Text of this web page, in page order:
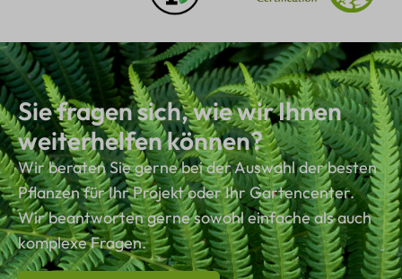
Sie fragen sich, wie wir Ihnen
weiterhelfen können?
Wir beraten Sie gerne bei der Auswahl der besten
Pflanzen für Ihr Projekt oder Ihr Gartencenter.
Wir beantworten gerne sowohl einfache als auch
komplexe Fragen.